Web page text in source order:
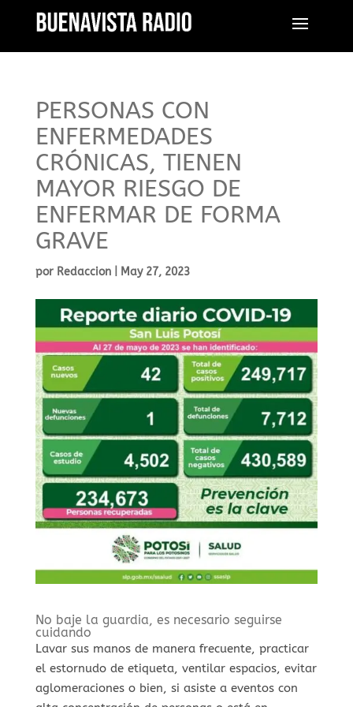
PERSONAS CON
ENFERMEDADES
CRÓNICAS, TIENEN
MAYOR RIESGO DE
ENFERMAR DE FORMA
GRAVE
por Redaccion| May 27, 2023
No baje la guardia, es necesario seguirse
cuidando
Lavar sus manos de manera frecuente, practicar
el estornudo de etiqueta, ventilar espacios, evitar
aglomeraciones o bien, si asiste a eventos con